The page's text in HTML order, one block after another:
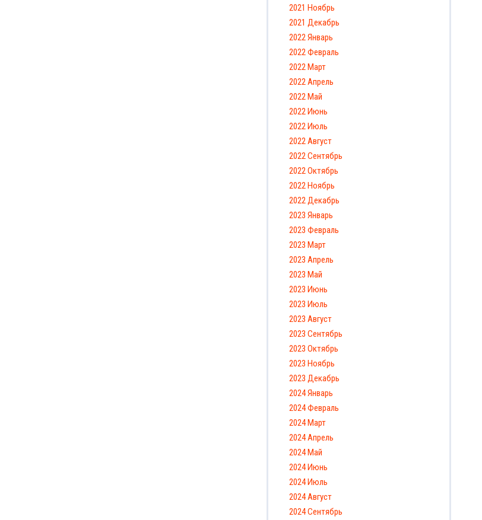
2021 Ноябрь
2021 Декабрь
2022 Январь
2022 Февраль
2022 Март
2022 Апрель
2022 Май
2022 Июнь
2022 Июль
2022 Август
2022 Сентябрь
2022 Октябрь
2022 Ноябрь
2022 Декабрь
2023 Январь
2023 Февраль
2023 Март
2023 Апрель
2023 Май
2023 Июнь
2023 Июль
2023 Август
2023 Сентябрь
2023 Октябрь
2023 Ноябрь
2023 Декабрь
2024 Январь
2024 Февраль
2024 Март
2024 Апрель
2024 Май
2024 Июнь
2024 Июль
2024 Август
2024 Сентябрь